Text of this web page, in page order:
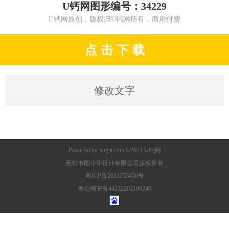
U钙网图形编号：34229
U钙网原创，版权归U钙网所有，商用付费
点 击 下 载
修改文字
Powered by uugai.com©2024 U钙网
惠州市图小牛设计有限公司版权所有
粤ICP备2023153450号
粤公网安备44132202100240